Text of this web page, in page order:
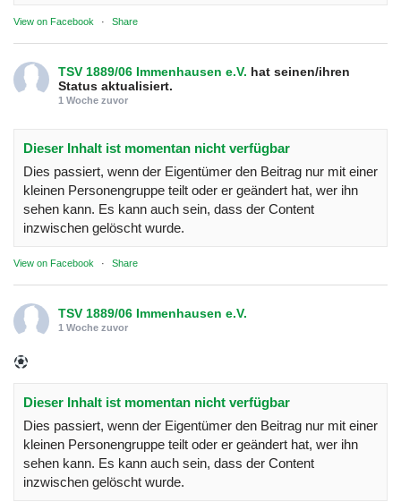
View on Facebook · Share
TSV 1889/06 Immenhausen e.V. hat seinen/ihren
Status aktualisiert.
1 Woche zuvor
Dieser Inhalt ist momentan nicht verfügbar
Dies passiert, wenn der Eigentümer den Beitrag nur mit einer
kleinen Personengruppe teilt oder er geändert hat, wer ihn
sehen kann. Es kann auch sein, dass der Content
inzwischen gelöscht wurde.
View on Facebook · Share
TSV 1889/06 Immenhausen e.V.
1 Woche zuvor
Dieser Inhalt ist momentan nicht verfügbar
Dies passiert, wenn der Eigentümer den Beitrag nur mit einer
kleinen Personengruppe teilt oder er geändert hat, wer ihn
sehen kann. Es kann auch sein, dass der Content
inzwischen gelöscht wurde.